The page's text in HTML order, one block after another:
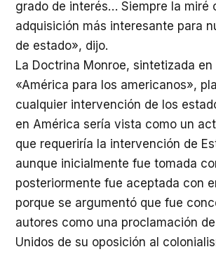
grado de interés… Siempre la miré
adquisición más interesante para
de estado», dijo.
La Doctrina Monroe, sintetizada en
«América para los americanos»,
cualquier intervención de los
en América sería vista como un
que requeriría la intervención de
aunque inicialmente fue tomada
posteriormente fue aceptada con
porque se argumentó que fue
autores como una proclamación
Unidos de su oposición al